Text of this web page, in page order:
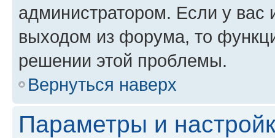
администратором. Если у
выходом из форума, то
решении этой проблемы.
Вернуться наверх
Параметры и